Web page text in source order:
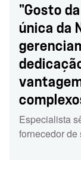
"Gosto
única da
Especialista
fornecedor